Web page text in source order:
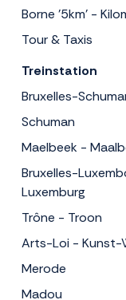
Borne '5km' -
Tour & Taxis
Treinstation
Bruxelles-
Schuman
Maelbeek -
Bruxelles-
Luxemburg
Trône - Troon
Arts-Loi - Kunst-
Merode
Madou